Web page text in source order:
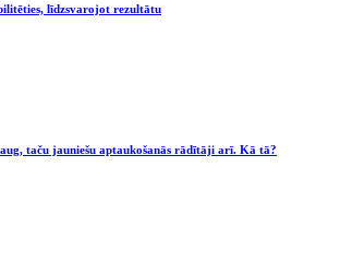
līdzsvarojot rezultātu
taču jauniešu aptaukošanās rādītāji arī. Kā tā?